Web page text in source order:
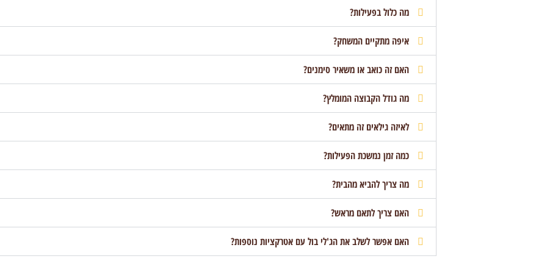
מה כלול בפעילות?
איפה מתקיים המשחק?
האם זה כואב או משאיר סימנים?
מה גודל הקבוצה המומלץ?
לאיזה גילאים זה מתאים?
כמה זמן נמשכת הפעילות?
מה צריך להביא מהבית?
האם צריך לתאם מראש?
האם אפשר לשלב את הג'לי בול עם אטרקציות נוספות?